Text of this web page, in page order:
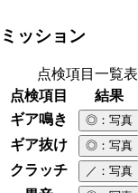
ミッション
点検項目一覧表
点検項目
結果
ギア鳴き
◎ ：写真
ギア抜け ◎ ：写真
クラッチ ／ ：写真